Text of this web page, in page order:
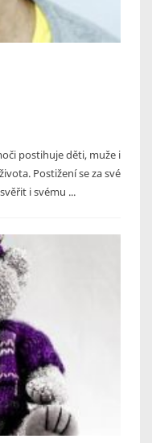
postihuje děti, muže i
Postižení se za své
i svému ...